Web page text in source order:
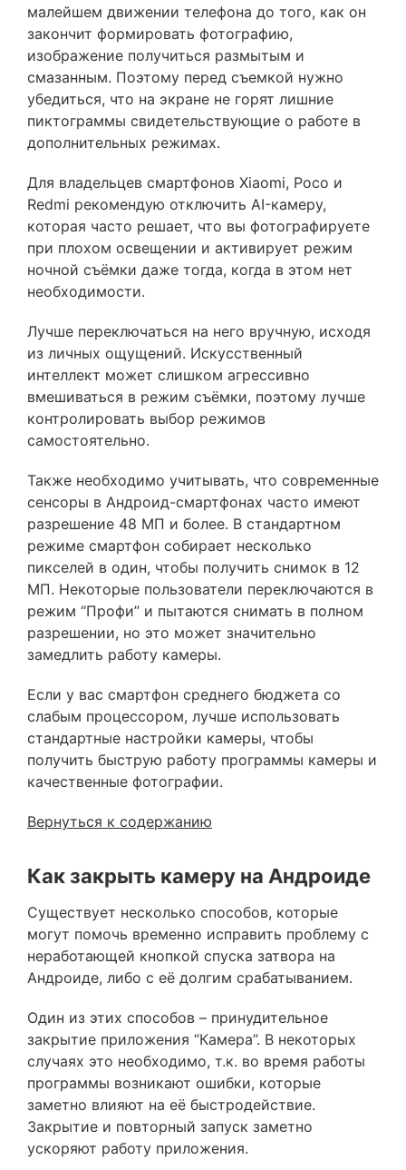
малейшем движении телефона до того, как он
закончит формировать фотографию,
изображение получиться размытым и
смазанным. Поэтому перед съемкой нужно
убедиться, что на экране не горят лишние
пиктограммы свидетельствующие о работе в
дополнительных режимах.
Для владельцев смартфонов Xiaomi, Poco и
Redmi рекомендую отключить AI-камеру,
которая часто решает, что вы фотографируете
при плохом освещении и активирует режим
ночной съёмки даже тогда, когда в этом нет
необходимости.
Лучше переключаться на него вручную, исходя
из личных ощущений. Искусственный
интеллект может слишком агрессивно
вмешиваться в режим съёмки, поэтому лучше
контролировать выбор режимов
самостоятельно.
Также необходимо учитывать, что современные
сенсоры в Андроид-смартфонах часто имеют
разрешение 48 МП и более. В стандартном
режиме смартфон собирает несколько
пикселей в один, чтобы получить снимок в 12
МП. Некоторые пользователи переключаются в
режим “Профи” и пытаются снимать в полном
разрешении, но это может значительно
замедлить работу камеры.
Если у вас смартфон среднего бюджета со
слабым процессором, лучше использовать
стандартные настройки камеры, чтобы
получить быструю работу программы камеры и
качественные фотографии.
Вернуться к содержанию
Как закрыть камеру на Андроиде
Существует несколько способов, которые
могут помочь временно исправить проблему с
неработающей кнопкой спуска затвора на
Андроиде, либо с её долгим срабатыванием.
Один из этих способов – принудительное
закрытие приложения “Камера”. В некоторых
случаях это необходимо, т.к. во время работы
программы возникают ошибки, которые
заметно влияют на её быстродействие.
Закрытие и повторный запуск заметно
ускоряют работу приложения.